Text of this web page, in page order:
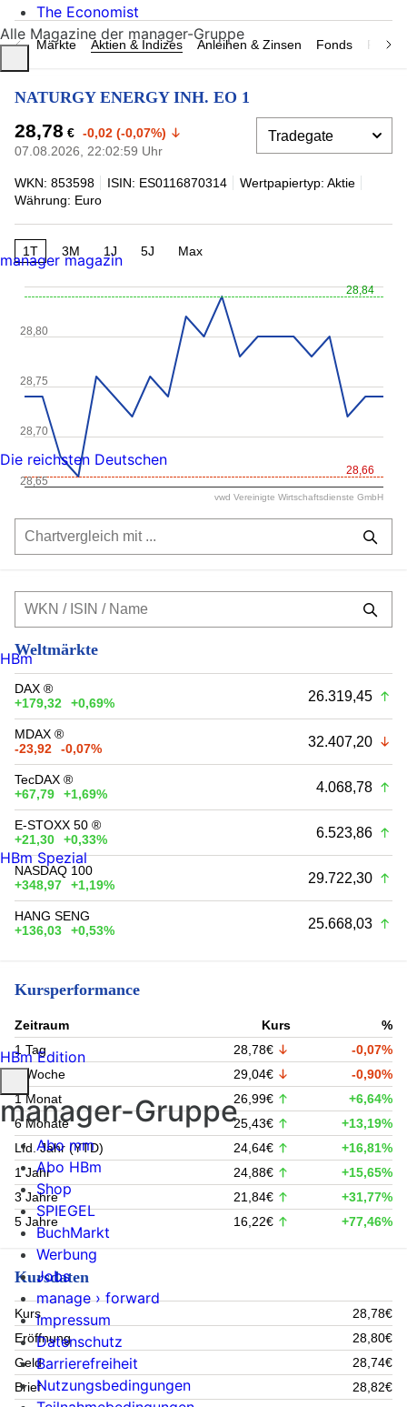
Märkte Aktien & Indizes Anleihen & Zinsen Fonds
NATURGY ENERGY INH. EO 1
28,78 € -0,02 (-0,07%)
07.08.2026, 22:02:59 Uhr
WKN: 853598 ISIN: ES0116870314
Wertpapiertyp: Aktie
Währung: Euro
1T 3M 1J 5J Max
28,84
28,66
28,65
28,70
28,75
28,80
vwd Vereinigte Wirtschaftsdienste GmbH
Weltmärkte
DAX ®
+179,32
+0,69% 26.319,45
MDAX ®
-23,92
-0,07% 32.407,20
TecDAX ®
+67,79
+1,69% 4.068,78
E-STOXX 50 ®
+21,30
+0,33% 6.523,86
NASDAQ 100
+348,97
+1,19% 29.722,30
HANG SENG
+136,03
+0,53% 25.668,03
Kursperformance
Zeitraum Kurs
%
1 Tag
28,78€
-0,07%
1 Woche
29,04€
-0,90%
1 Monat
26,99€
+6,64%
6 Monate
25,43€
+13,19%
Lfd. Jahr (YTD)
24,64€
+16,81%
1 Jahr
24,88€
+15,65%
3 Jahre
21,84€
+31,77%
5 Jahre
16,22€ +77,46%
Kursdaten
Kurs
28,78€
Eröffnung
28,80€
Geld
28,74€
Brief
28,82€
The Economist
Alle Magazine der manager-Gruppe
manager magazin
Die reichsten Deutschen
HBm
HBm Spezial
HBm Edition
manager-Gruppe
Abo mm
Abo HBm
Shop
SPIEGEL
BuchMarkt
Werbung
Jobs
manage › forward
Impressum
Datenschutz
Barrierefreiheit
Nutzungsbedingungen